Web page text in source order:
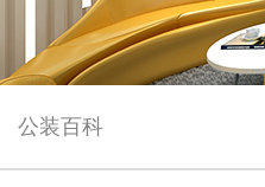
公装百科